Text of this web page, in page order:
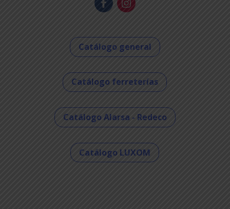
Catálogo general
Catálogo ferreterías
Catálogo Alarsa - Redeco
Catálogo LUXOM